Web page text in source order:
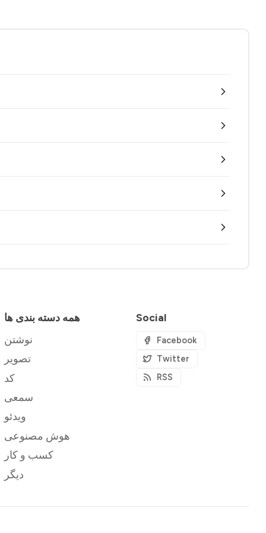
همه دسته بندی ها
نوشتن
تصویر
کد
سمعی
ویدئو
هوش مصنوعی
کسب و کار
دیگر
Social
Facebook
Twitter
RSS